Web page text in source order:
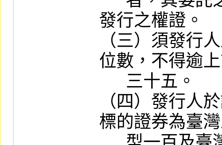
發行之權證。
（三）須發行
位數，不得逾
（四）發行人
標的證券為臺